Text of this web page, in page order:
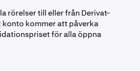
rörelser till eller från Derivat-
konto kommer att påverka
för alla öppna